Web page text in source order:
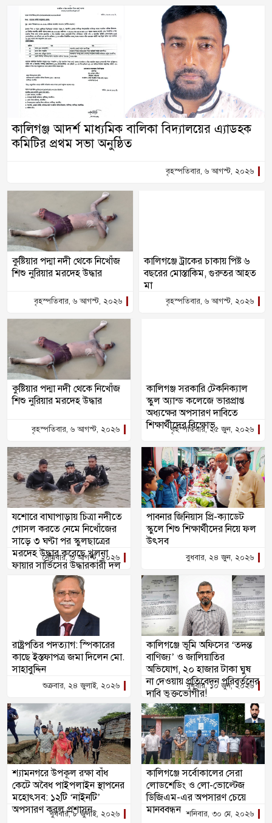
কালিগঞ্জ আদর্শ মাধ্যমিক বালিকা বিদ্যালয়ের এ্যাডহক
কমিটির প্রথম সভা অনুষ্ঠিত
বৃহস্পতিবার, ৬ আগস্ট, ২০২৬
কুষ্টিয়ার পদ্মা নদী থেকে নিখোঁজ
শিশু নুরিয়ার মরদেহ উদ্ধার
বৃহস্পতিবার, ৬ আগস্ট, ২০২৬
কালিগঞ্জে ট্রাকের চাকায় পিষ্ট ৬
বছরের মোস্তাকিম, গুরুতর আহত
মা
বৃহস্পতিবার, ৬ আগস্ট, ২০২৬
কুষ্টিয়ার পদ্মা নদী থেকে নিখোঁজ
শিশু নুরিয়ার মরদেহ উদ্ধার
বৃহস্পতিবার, ৬ আগস্ট, ২০২৬
যশোরে বাঘাপাড়ায় চিত্রা নদীতে
গোসল করতে নেমে নিখোঁজের
সাড়ে ৩ ঘণ্টা পর স্কুলছাত্রের
মরদেহ উদ্ধার করেছে খুলনা
ফায়ার সার্ভিসের উদ্ধারকারী দল
সোমবার, ৩ আগস্ট, ২০২৬
রাষ্ট্রপতির পদত্যাগ: স্পিকারের
কাছে ইস্তফাপত্র জমা দিলেন মো.
সাহাবুদ্দিন
শুক্রবার, ২৪ জুলাই, ২০২৬
শ্যামনগরে উপকূল রক্ষা বাঁধ
কেটে অবৈধ পাইপলাইন স্থাপনের
মহোৎসব: ১২টি ‘নাইনটি’
অপসারণ করল প্রশাসন
বুধবার, ৮ জুলাই, ২০২৬
কালিগঞ্জ সরকারি টেকনিক্যাল
স্কুল অ্যান্ড কলেজে ভারপ্রাপ্ত
অধ্যক্ষের অপসারণ দাবিতে
শিক্ষার্থীদের বিক্ষোভ
বৃহস্পতিবার, ২৫ জুন, ২০২৬
পাবনার জিনিয়াস প্রি-ক্যাডেট
স্কুলে শিশু শিক্ষার্থীদের নিয়ে ফল
উৎসব
বুধবার, ২৪ জুন, ২০২৬
কালিগঞ্জে ভূমি অফিসের ‘তদন্ত
বাণিজ্য’ ও জালিয়াতির
অভিযোগ, ২০ হাজার টাকা ঘুষ
না দেওয়ায় প্রতিবেদন পরিবর্তনের
দাবি ভুক্তভোগীর!
বুধবার, ১০ জুন, ২০২৬
কালিগঞ্জে সর্বোকালের সেরা
লোডশেডিং ও লো-ভোল্টেজ
ডিজিএম-এর অপসারণ চেয়ে
মানববন্ধন শনিবার, ৩০ মে, ২০২৬